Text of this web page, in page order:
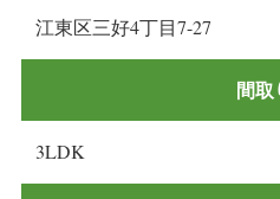
江東区三好4丁目7-27
間取
3LDK